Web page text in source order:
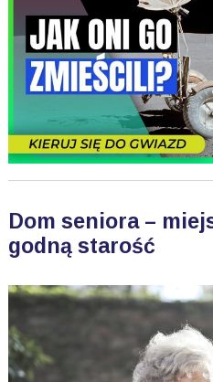
Dom seniora –
godną starość